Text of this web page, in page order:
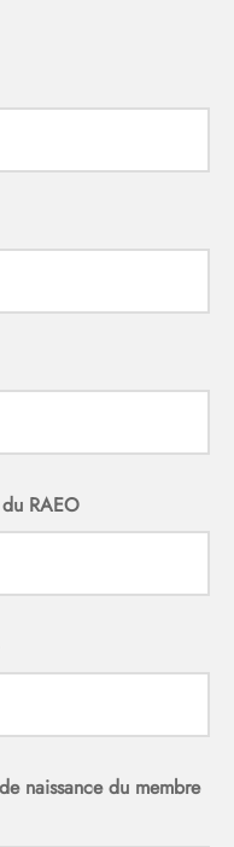
RAEO
naissance du membre